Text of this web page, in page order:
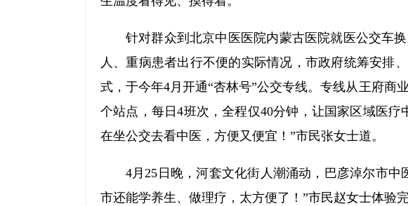
针对群众到北京中医医院内蒙古医院就医公交车
人、重病患者出行不便的实际情况，市政府统筹安排
式，于今年4月开通“杏林号”公交专线。专线从王府商
个站点，每日4班次，全程仅40分钟，让国家区域医
在坐公交去看中医，方便又便宜！”市民张女士道。
4月25日晚，河套文化街人潮涌动，巴彦淖尔市
市还能学养生、做理疗，太方便了！”市民赵女士体验